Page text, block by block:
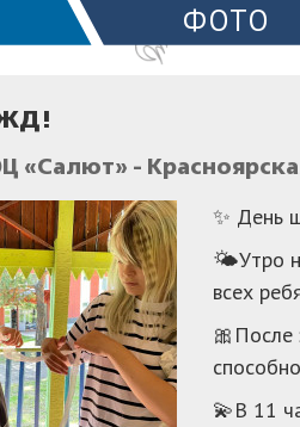
ФОТО
«Салют» -
✨ День
🌤Утро
всех
🎀После
💫В 11